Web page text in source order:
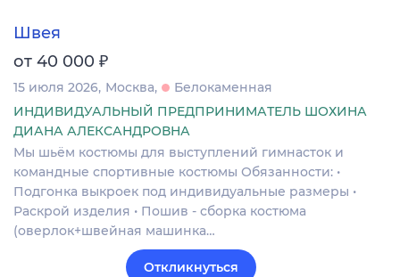
Швея
от 40 000 ₽
15 июля 2026 Москва
Белокаменная
ИНДИВИДУАЛЬНЫЙ ПРЕДПРИНИМАТЕЛЬ ШОХИНА
ДИАНА АЛЕКСАНДРОВНА
Мы шьём костюмы для выступлений гимнасток и
командные спортивные костюмы Обязанности: •
Подгонка выкроек под индивидуальные размеры •
Раскрой изделия • Пошив - сборка костюма
(оверлок+швейная машинка…
Откликнуться